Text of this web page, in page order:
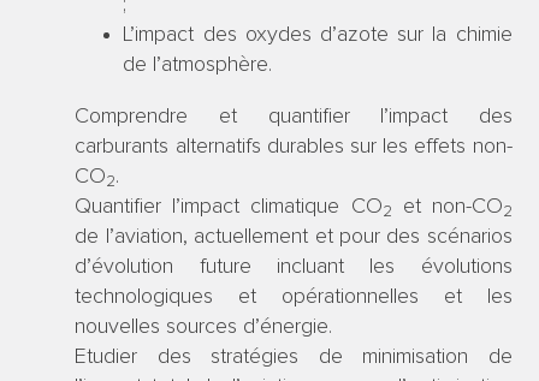
;
L’impact des oxydes d’azote sur la chimie
de l’atmosphère.
Comprendre et quantifier l’impact des
carburants alternatifs durables sur les effets non-
CO2.
Quantifier l’impact climatique CO2 et non-CO2
de l’aviation, actuellement et pour des scénarios
d’évolution future incluant les évolutions
technologiques et opérationnelles et les
nouvelles sources d’énergie.
Etudier des stratégies de minimisation de